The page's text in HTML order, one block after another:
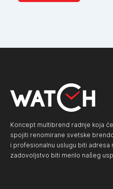
Koncept multibrend radnje koja
spojiti renomirane svetske
i profesionalnu uslugu biti adresa
zadovoljstvo biti merilo našeg